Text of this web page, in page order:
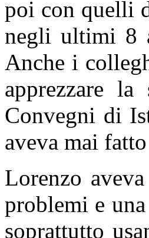
poi con quelli
negli ultimi 8
Anche i
apprezzare
Convegni di
aveva mai
Lorenzo
problemi e
soprattutto